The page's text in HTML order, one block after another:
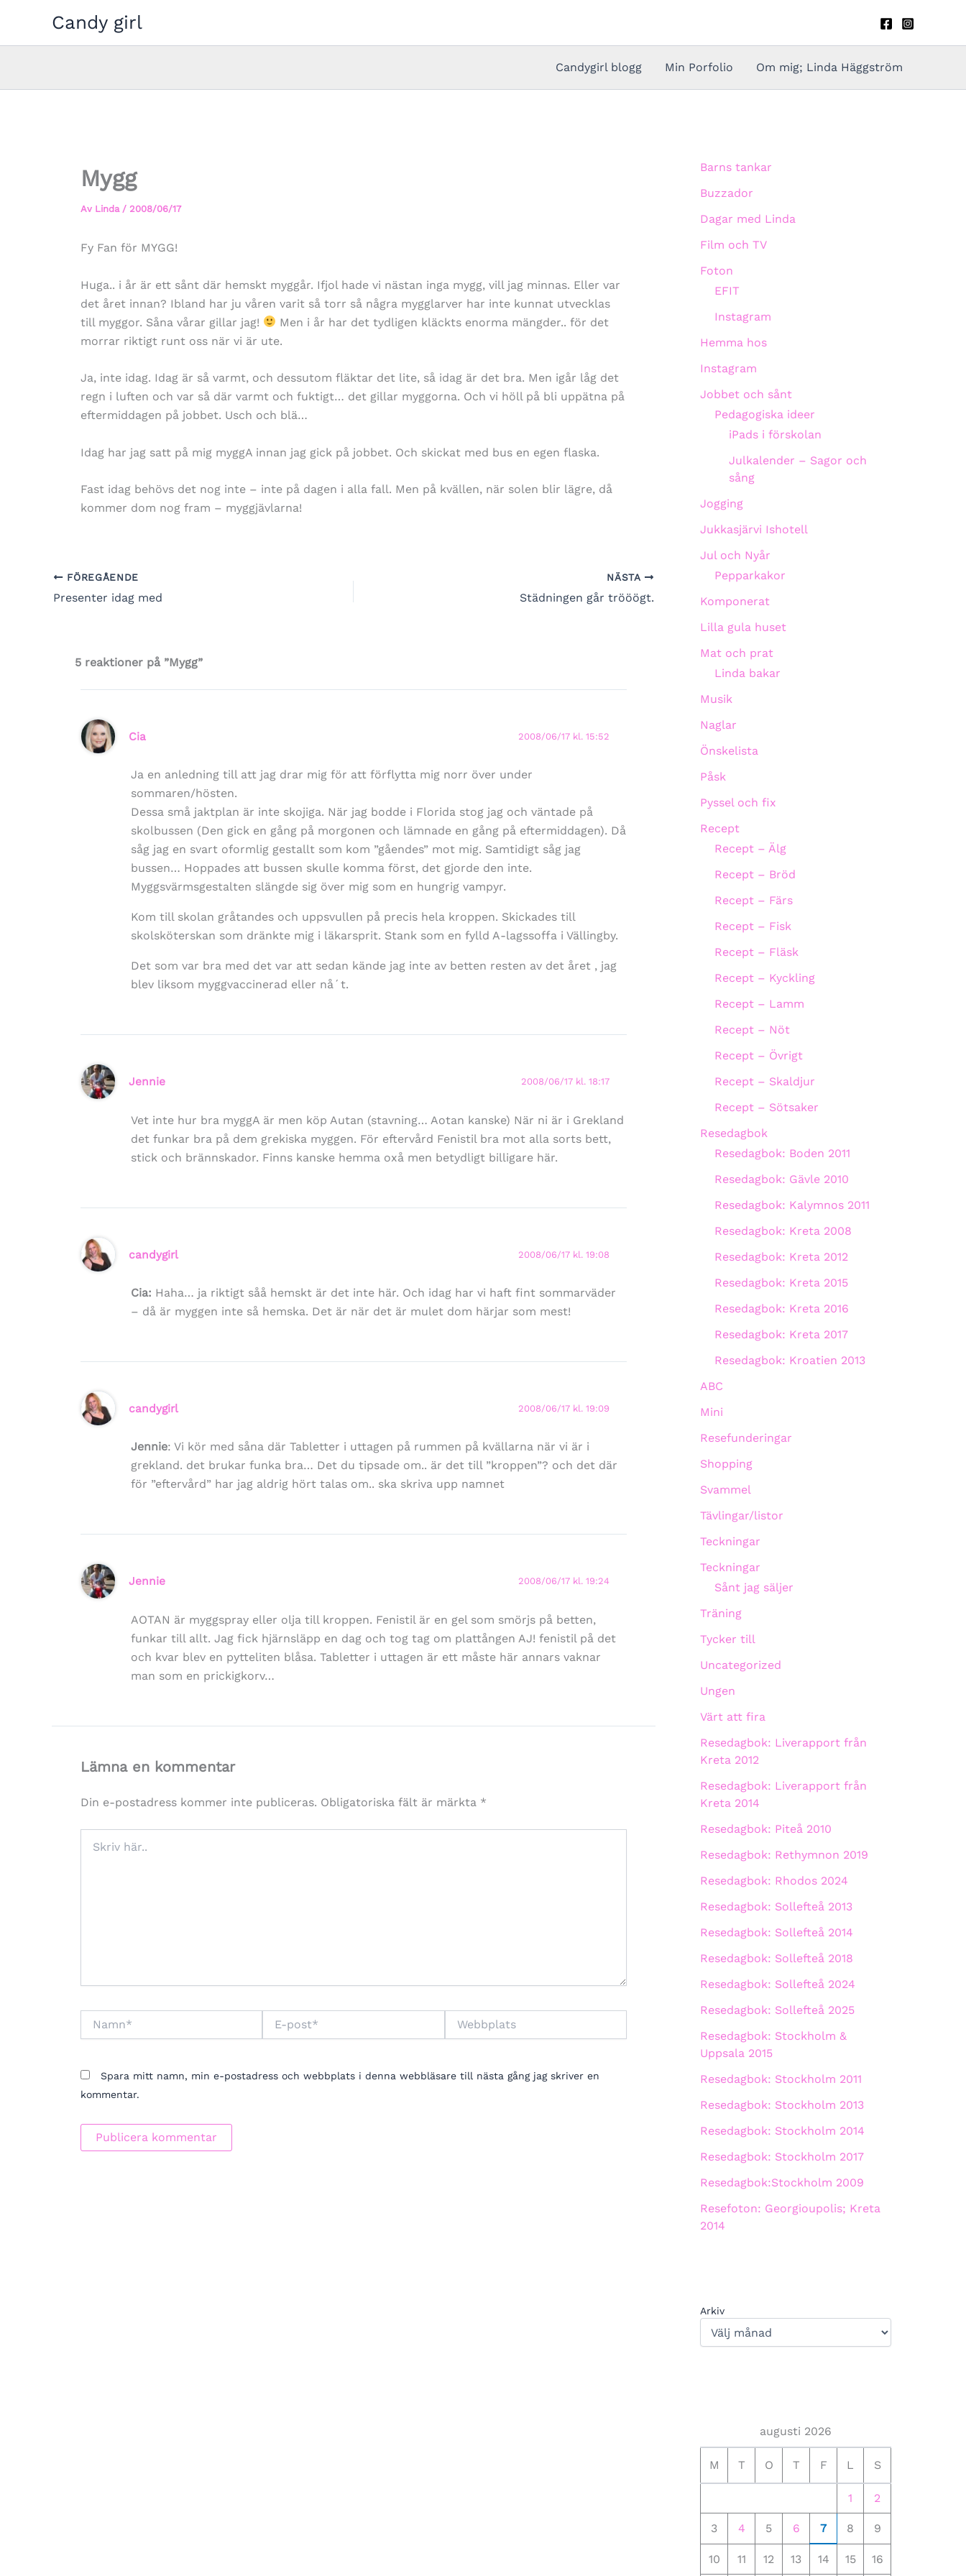
innehåll
Candy girl
Candygirl blogg Min Porfolio Om mig; Linda Häggström
Mygg
Av Linda / 2008/06/17
Fy Fan för MYGG!
Huga.. i år är ett sånt där hemskt myggår. Ifjol hade vi nästan inga mygg, vill jag minnas. Eller var
det året innan? Ibland har ju våren varit så torr så några mygglarver har inte kunnat utvecklas
till myggor. Såna vårar gillar jag!
Men i år har det tydligen kläckts enorma mängder.. för det
morrar riktigt runt oss när vi är ute.
Ja, inte idag. Idag är så varmt, och dessutom fläktar det lite, så idag är det bra. Men igår låg det
regn i luften och var så där varmt och fuktigt… det gillar myggorna. Och vi höll på bli uppätna på
eftermiddagen på jobbet. Usch och blä…
Idag har jag satt på mig myggA innan jag gick på jobbet. Och skickat med bus en egen flaska.
Fast idag behövs det nog inte – inte på dagen i alla fall. Men på kvällen, när solen blir lägre, då
kommer dom nog fram – myggjävlarna!
FÖREGÅENDE
Presenter idag med
NÄSTA
Städningen går trööögt.
5 reaktioner på ”Mygg”
Cia 2008/06/17 kl. 15:52
Ja en anledning till att jag drar mig för att förflytta mig norr över under
sommaren/hösten.
Dessa små jaktplan är inte skojiga. När jag bodde i Florida stog jag och väntade på
skolbussen (Den gick en gång på morgonen och lämnade en gång på eftermiddagen). Då
såg jag en svart oformlig gestallt som kom ”gåendes” mot mig. Samtidigt såg jag
bussen… Hoppades att bussen skulle komma först, det gjorde den inte.
Myggsvärmsgestalten slängde sig över mig som en hungrig vampyr.
Kom till skolan gråtandes och uppsvullen på precis hela kroppen. Skickades till
skolsköterskan som dränkte mig i läkarsprit. Stank som en fylld A-lagssoffa i Vällingby.
Det som var bra med det var att sedan kände jag inte av betten resten av det året , jag
blev liksom myggvaccinerad eller nå´t.
Jennie 2008/06/17 kl. 18:17
Vet inte hur bra myggA är men köp Autan (stavning… Aotan kanske) När ni är i Grekland
det funkar bra på dem grekiska myggen. För eftervård Fenistil bra mot alla sorts bett,
stick och brännskador. Finns kanske hemma oxå men betydligt billigare här.
candygirl 2008/06/17 kl. 19:08
Cia: Haha… ja riktigt såå hemskt är det inte här. Och idag har vi haft fint sommarväder
– då är myggen inte så hemska. Det är när det är mulet dom härjar som mest!
candygirl 2008/06/17 kl. 19:09
Jennie: Vi kör med såna där Tabletter i uttagen på rummen på kvällarna när vi är i
grekland. det brukar funka bra… Det du tipsade om.. är det till ”kroppen”? och det där
för ”eftervård” har jag aldrig hört talas om.. ska skriva upp namnet
Jennie 2008/06/17 kl. 19:24
AOTAN är myggspray eller olja till kroppen. Fenistil är en gel som smörjs på betten,
funkar till allt. Jag fick hjärnsläpp en dag och tog tag om plattången AJ! fenistil på det
och kvar blev en pytteliten blåsa. Tabletter i uttagen är ett måste här annars vaknar
man som en prickigkorv…
Lämna en kommentar
Din e-postadress kommer inte publiceras. Obligatoriska fält är märkta *
här..
post*
Spara mitt namn, min e-postadress och webbplats i denna webbläsare till nästa gång jag skriver en
kommentar.
Barns tankar
Buzzador
Dagar med Linda
Film och TV
Foton
EFIT
Instagram
Hemma hos
Instagram
Jobbet och sånt
Pedagogiska ideer
iPads i förskolan
Julkalender – Sagor och
sång
Jogging
Jukkasjärvi Ishotell
Jul och Nyår
Pepparkakor
Komponerat
Lilla gula huset
Mat och prat
Linda bakar
Musik
Naglar
Önskelista
Påsk
Pyssel och fix
Recept
Recept – Älg
Recept – Bröd
Recept – Färs
Recept – Fisk
Recept – Fläsk
Recept – Kyckling
Recept – Lamm
Recept – Nöt
Recept – Övrigt
Recept – Skaldjur
Recept – Sötsaker
Resedagbok
Resedagbok: Boden 2011
Resedagbok: Gävle 2010
Resedagbok: Kalymnos 2011
Resedagbok: Kreta 2008
Resedagbok: Kreta 2012
Resedagbok: Kreta 2015
Resedagbok: Kreta 2016
Resedagbok: Kreta 2017
Resedagbok: Kroatien 2013
ABC
Mini
Resefunderingar
Shopping
Svammel
Tävlingar/listor
Teckningar
Teckningar
Sånt jag säljer
Träning
Tycker till
Uncategorized
Ungen
Värt att fira
Resedagbok: Liverapport från
Kreta 2012
Resedagbok: Liverapport från
Kreta 2014
Resedagbok: Piteå 2010
Resedagbok: Rethymnon 2019
Resedagbok: Rhodos 2024
Resedagbok: Sollefteå 2013
Resedagbok: Sollefteå 2014
Resedagbok: Sollefteå 2018
Resedagbok: Sollefteå 2024
Resedagbok: Sollefteå 2025
Resedagbok: Stockholm &
Uppsala 2015
Resedagbok: Stockholm 2011
Resedagbok: Stockholm 2013
Resedagbok: Stockholm 2014
Resedagbok: Stockholm 2017
Resedagbok:Stockholm 2009
Resefoton: Georgioupolis; Kreta
2014
Arkiv
augusti 2026
M T O T F L S
1 2
3 4 5 6 7 8 9
10 11 12 13 14 15 16